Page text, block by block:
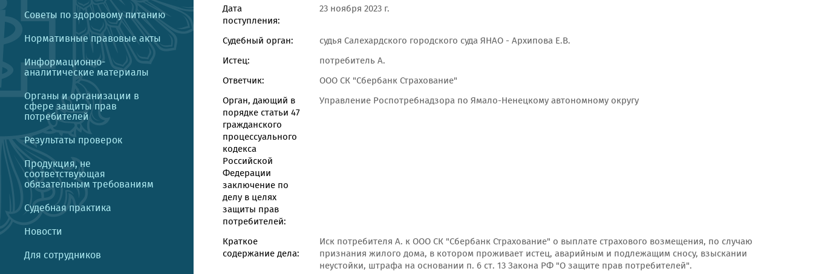
Советы по здоровому питанию
Нормативные правовые акты
Информационно-
аналитические материалы
Органы и организации в
сфере защиты прав
потребителей
Результаты проверок
Продукция, не
соответствующая
обязательным требованиям
Судебная практика
Новости
Для сотрудников
Дата
поступления:
23 ноября 2023 г.
Судебный орган:
судья Салехардского городского суда ЯНАО - Архипова Е.В.
Истец:
потребитель А.
Ответчик:
ООО СК "Сбербанк Страхование"
Орган, дающий в
порядке статьи 47
гражданского
процессуального
кодекса
Российской
Федерации
заключение по
делу в целях
защиты прав
потребителей:
Управление Роспотребнадзора по Ямало-Ненецкому автономному округу
Краткое
содержание дела:
Иск потребителя А. к ООО СК "Сбербанк Страхование" о выплате страхового возмещения, по случаю
признания жилого дома, в котором проживает истец, аварийным и подлежащим сносу, взыскании
неустойки, штрафа на основании п. 6 ст. 13 Закона РФ "О защите прав потребителей".